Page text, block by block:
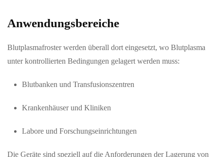
Anwendungsbereiche
Blutplasmafroster werden überall dort eingesetzt, wo Blutplasma
unter kontrollierten Bedingungen gelagert werden muss:
Blutbanken und Transfusionszentren
Krankenhäuser und Kliniken
Labore und Forschungseinrichtungen
Die Geräte sind speziell auf die Anforderungen der Lagerung von